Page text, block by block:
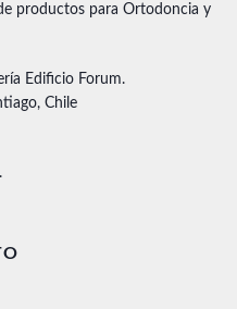
productos para Ortodoncia y
Edificio Forum.
Chile